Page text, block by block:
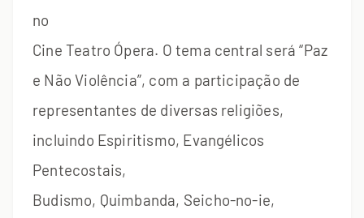
no
Cine Teatro Ópera. O tema central será “Paz
e Não Violência”, com a participação de
representantes de diversas religiões,
incluindo Espiritismo, Evangélicos
Pentecostais,
Budismo, Quimbanda, Seicho-no-ie,